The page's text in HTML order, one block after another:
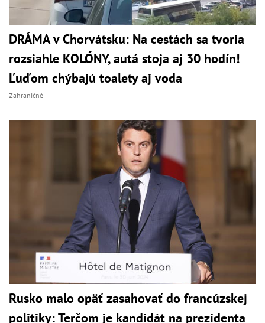
DRÁMA v Chorvátsku: Na cestách sa tvoria
rozsiahle KOLÓNY, autá stoja aj 30 hodín!
Ľuďom chýbajú toalety aj voda
Zahraničné
Rusko malo opäť zasahovať do francúzskej
politiky: Terčom je kandidát na prezidenta